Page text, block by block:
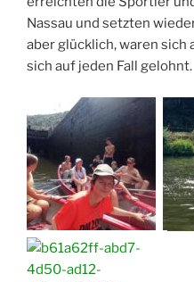
Nassau und setzten
aber glücklich, waren sich
sich auf jeden Fall gelohnt.